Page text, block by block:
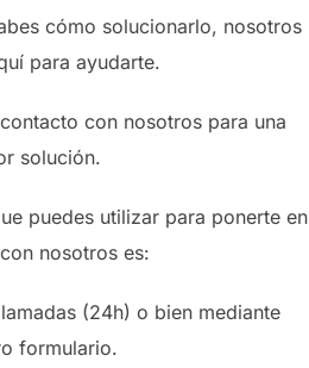
cómo solucionarlo, nosotros
para ayudarte.
con nosotros para una
solución.
puedes utilizar para ponerte en
nosotros es:
(24h) o bien mediante
formulario.